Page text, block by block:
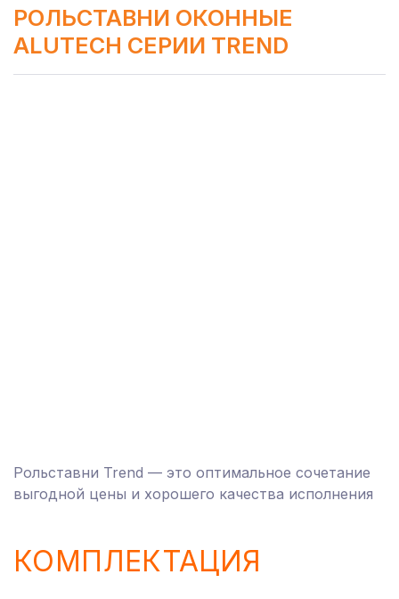
РОЛЬСТАВНИ ОКОННЫЕ
ALUTECH СЕРИИ TREND
Рольставни Trend — это оптимальное сочетание
выгодной цены и хорошего качества исполнения
КОМПЛЕКТАЦИЯ